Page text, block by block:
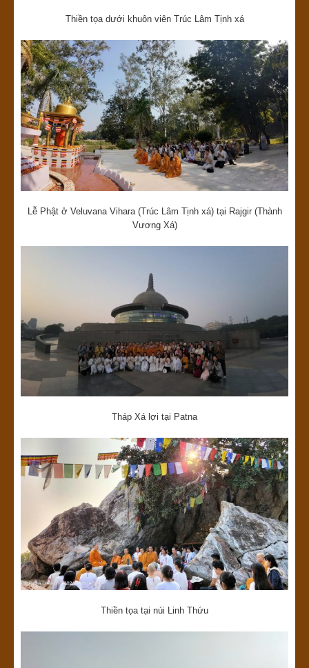
Thiền tọa dưới khuôn viên Trúc Lâm Tịnh xá
Lễ Phật ở Veluvana Vihara (Trúc Lâm Tịnh xá) tại Rajgir (Thành
Vương Xá)
Tháp Xá lợi tại Patna
Thiền tọa tại núi Linh Thứu